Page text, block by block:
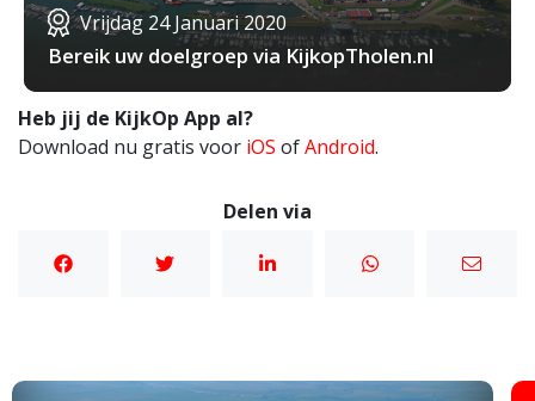
Vrijdag 24 Januari 2020
Bereik uw doelgroep via KijkopTholen.nl
Heb jij de KijkOp App al?
Download nu gratis voor iOS ofAndroid.
Delen via